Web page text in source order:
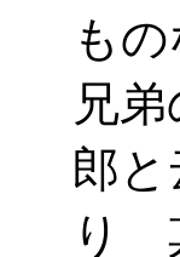
も
兄
郎
り